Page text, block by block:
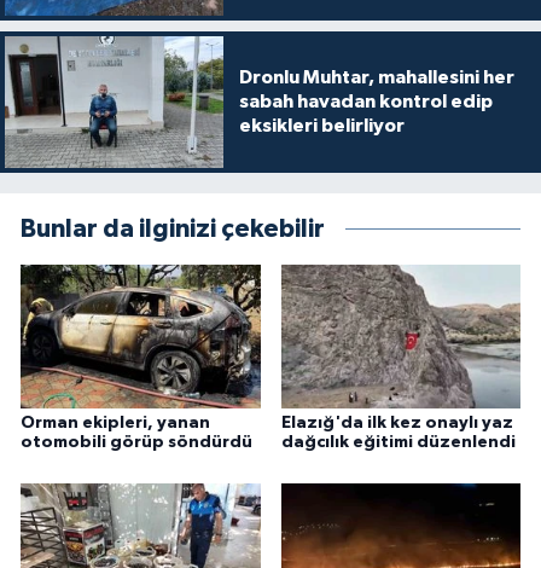
Dronlu Muhtar, mahallesini her
sabah havadan kontrol edip
eksikleri belirliyor
Bunlar da ilginizi çekebilir
Orman ekipleri, yanan
otomobili görüp söndürdü
Elazığ'da ilk kez onaylı yaz
dağcılık eğitimi düzenlendi